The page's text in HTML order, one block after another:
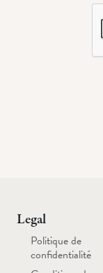
Legal
Politique de
confidentialité